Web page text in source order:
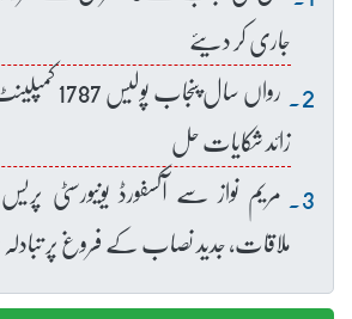
جاری کر دیئے
زائد شکایات حل
مریم نواز سے آکسفورڈ یونیورسٹی
ملاقات، جدید نصاب کے فروغ پر